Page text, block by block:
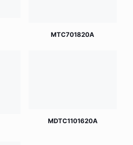
MTC701820A
MDTC1101620A